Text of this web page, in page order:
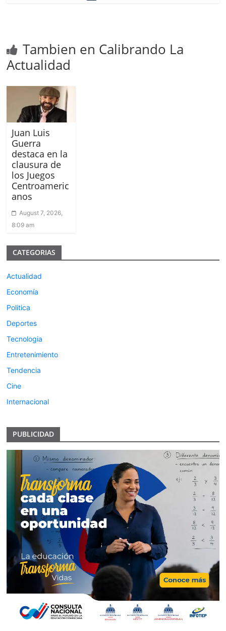
Tambien en Calibrando La
Actualidad
Juan Luis
Guerra
destaca en la
clausura de
los Juegos
Centroameric
anos
August 7, 2026,
8:09 am
CATEGORIAS
Actualidad
Economía
Politica
Deportes
Tecnologia
Entretenimiento
Tendencia
Cine
Internacional
PUBLICIDAD